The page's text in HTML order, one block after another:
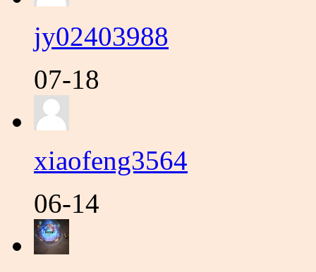
jy02403988
07-18
xiaofeng3564
06-14